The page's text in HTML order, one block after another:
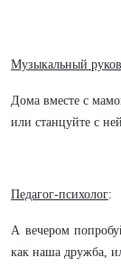
Музыкальный
Дома вместе с
или станцуйте с
Педагог-психолог:
А вечером
как наша дружба,